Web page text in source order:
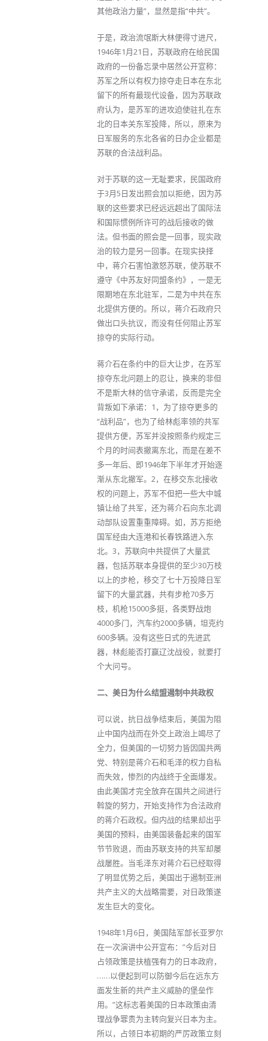
其他政治力量”，显然是指“中共”。
于是，政治流氓斯大林便得寸进尺，
1946年1月21日，苏联政府在给民国
政府的一份备忘录中居然公开宣称：
苏军之所以有权力掠夺走日本在东北
留下的所有最现代设备，因为苏联政
府认为，是苏军的进攻迫使驻扎在东
北的日本关东军投降，所以，原来为
日军服务的东北各省的日办企业都是
苏联的合法战利品。
对于苏联的这一无耻要求，民国政府
于3月5日发出照会加以拒绝，因为苏
联的这些要求已经远远超出了国际法
和国际惯例所许可的战后接收的做
法。但书面的照会是一回事，现实政
治的较力是另一回事。在现实抉择
中，蒋介石害怕激怒苏联，使苏联不
遵守《中苏友好同盟条约》，一是无
限期地在东北驻军，二是为中共在东
北提供方便的。所以，蒋介石政府只
做出口头抗议，而没有任何阻止苏军
掠夺的实际行动。
蒋介石在条约中的巨大让步，在苏军
掠夺东北问题上的忍让，换来的非但
不是斯大林的信守承诺，反而是完全
背叛如下承诺：1，为了掠夺更多的
“战利品”，也为了给林彪率领的共军
提供方便，苏军并没按照条约规定三
个月的时间表撤离东北，而是在差不
多一年后、即1946年下半年才开始逐
渐从东北撤军。2，在移交东北接收
权的问题上，苏军不但把一些大中城
镇让给了共军，还为蒋介石向东北调
动部队设置重重障碍。如，苏方拒绝
国军经由大连港和长春铁路进入东
北。3，苏联向中共提供了大量武
器，包括苏联本身提供的至少30万枝
以上的步枪，移交了七十万投降日军
留下的大量武器，共有步枪70多万
枝，机枪15000多挺，各类野战炮
4000多门，汽车约2000多辆，坦克约
600多辆。没有这些日式的先进武
器，林彪能否打赢辽沈战役，就要打
个大问号。
二、美日为什么结盟遏制中共政权
可以说，抗日战争结束后，美国为阻
止中国内战而在外交上政治上竭尽了
全力，但美国的一切努力皆因国共两
党、特别是蒋介石和毛泽的权力自私
而失效，惨烈的内战终于全面爆发。
由此美国才完全放弃在国共之间进行
斡旋的努力，开始支持作为合法政府
的蒋介石政权。但内战的结果却出乎
美国的预料，由美国装备起来的国军
节节败退，而由苏联支持的共军却屡
战屡胜。当毛泽东对蒋介石已经取得
了明显优势之后，美国出于遏制亚洲
共产主义的大战略需要，对日政策遂
发生巨大的变化。
1948年1月6日，美国陆军部长亚罗尔
在一次演讲中公开宣布：”今后对日
占领政策是扶植强有力的日本政府，
……以便起到可以防御今后在远东方
面发生新的共产主义威胁的堡垒作
用。”这标志着美国的日本政策由清
理战争罪责为主转向复兴日本为主。
所以，占领日本初期的严厉政策立刻